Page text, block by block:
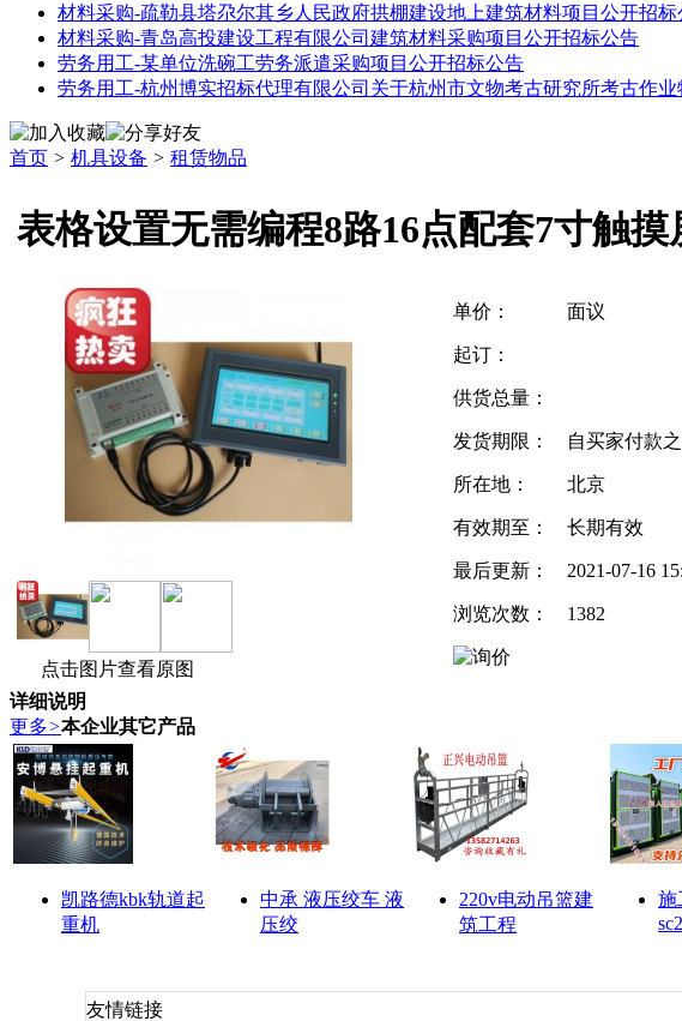
材料采购-疏勒县塔尕尔其乡人民政府拱棚建设地上建筑材料项目公开招标
材料采购-青岛高投建设工程有限公司建筑材料采购项目公开招标公告
劳务用工-某单位洗碗工劳务派遣采购项目公开招标公告
劳务用工-杭州博实招标代理有限公司关于杭州市文物考古研究所考古作
首页 > 机具设备 > 租赁物品
表格设置无需编程8路16点配套7寸触
点击图片查看原图
单价： 面议
起订：
供货总量：
发货期限： 自买家付款
所在地： 北京
有效期至： 长期有效
最后更新： 2021-07-16
浏览次数： 1382
详细说明
更多>本企业其它产品
凯路德kbk轨道起
重机
中承 液压绞车 液
压绞
220v电动吊篮建
筑工程
施
友情链接